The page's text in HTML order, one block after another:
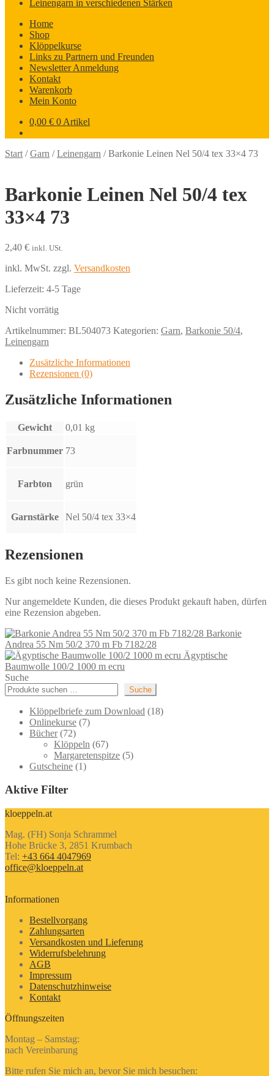
Leinengarn in verschiedenen Stärken
Home
Shop
Klöppelkurse
Links zu Partnern und Freunden
Newsletter Anmeldung
Kontakt
Warenkorb
Mein Konto
0,00 € 0 Artikel
Start /Garn /Leinengarn /Barkonie Leinen Nel 50/4 tex 33×4 73
Barkonie Leinen Nel 50/4 tex
33×4 73
2,40 € inkl. USt.
inkl. MwSt. zzgl. Versandkosten
Lieferzeit: 4-5 Tage
Nicht vorrätig
Artikelnummer: BL504073 Kategorien: Garn, Barkonie 50/4,
Leinengarn
Zusätzliche Informationen
Rezensionen (0)
Zusätzliche Informationen
Gewicht 0,01 kg
Farbnummer 73
Farbton grün
Garnstärke Nel 50/4 tex 33×4
Rezensionen
Es gibt noch keine Rezensionen.
Nur angemeldete Kunden, die dieses Produkt gekauft haben, dürfen
eine Rezension abgeben.
Barkonie
Andrea 55 Nm 50/2 370 m Fb 7182/28
Ägyptische
Baumwolle 100/2 1000 m ecru
Suche
Suche
Klöppelbriefe zum Download 1818
Onlinekurse 77
Bücher 7272
Produkte
Klöppeln 6767
Produkte
Margaretenspitze 55
Gutscheine 11
Aktive Filter
kloeppeln.at
Mag. (FH) Sonja Schrammel
Hohe Brücke 3, 2851 Krumbach
Tel: +43 664 4047969
office@kloeppeln.at
Informationen
Bestellvorgang
Zahlungsarten
Versandkosten und Lieferung
Widerrufsbelehrung
AGB
Impressum
Datenschutzhinweise
Kontakt
Öffnungszeiten
Montag – Samstag:
nach Vereinbarung
Bitte rufen Sie mich an, bevor Sie mich besuchen: